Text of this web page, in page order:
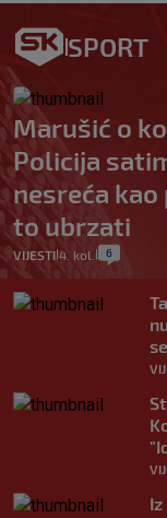
SPORT
Marušić o
Policija
nesreća kao
to ubrzati
VIJESTI 4. kol. 6